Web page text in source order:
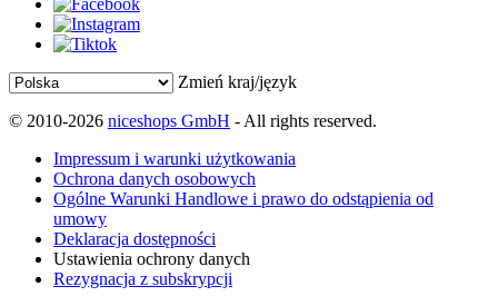
Zmień kraj/język
© 2010-2026 niceshops GmbH - All rights reserved.
Impressum i warunki użytkowania
Ochrona danych osobowych
Ogólne Warunki Handlowe i prawo do odstąpienia od
umowy
Deklaracja dostępności
Ustawienia ochrony danych
Rezygnacja z subskrypcji